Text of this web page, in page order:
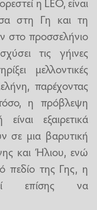
στη Γη και τη
στο προσσελήνιο
τις γήινες
μελλοντικές
παρέχοντας
η πρόβλεψη
εξαιρετικά
σε μια βαρυτική
και Ήλιου, ενώ
πεδίο της Γης, η
επίσης να